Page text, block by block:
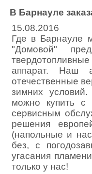
В Барнауле
15.08.2016
Где в Барнауле
"Домовой"
аппарат. Наш
отечественные
зимних
можно купить с
сервисным
решения
(напольные и
без, с
угасания
только у нас!